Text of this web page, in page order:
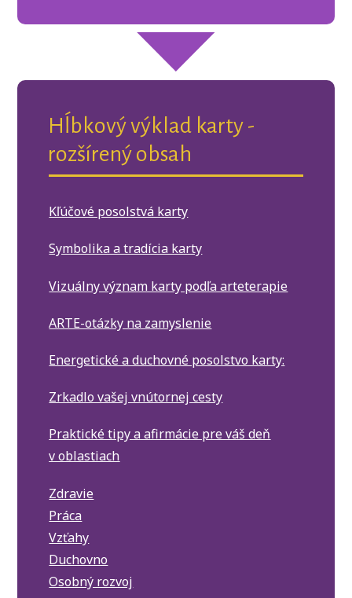
Hĺbkový výklad karty -
rozšírený obsah
Kľúčové posolstvá karty
Symbolika a tradícia karty
Vizuálny význam karty podľa arteterapie
ARTE-otázky na zamyslenie
Energetické a duchovné posolstvo karty:
Zrkadlo vašej vnútornej cesty
Praktické tipy a afirmácie pre váš deň
v oblastiach
Zdravie
Práca
Vzťahy
Duchovno
Osobný rozvoj